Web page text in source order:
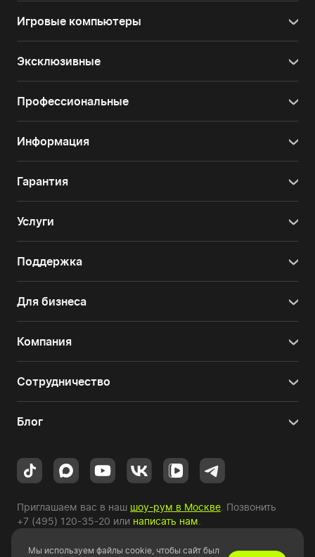
Игровые компьютеры
Эксклюзивные
Профессиональные
Информация
Гарантия
Услуги
Поддержка
Для бизнеса
Компания
Сотрудничество
Блог
Приглашаем вас в наш шоу-рум в Москве . Позвонить
+7 (495) 120-35-20 или написать нам
Copyright © 2010-2026 HYPERPC.
Мы используем файлы cookie, чтобы сайт был